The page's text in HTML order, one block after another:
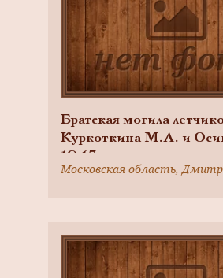
Братская могила
Куркоткина М.А. и
1943 г.